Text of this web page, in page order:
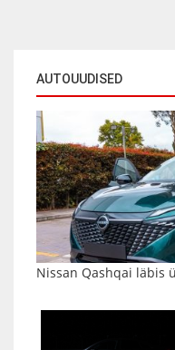
AUTOUUDISED
Nissan Qashqai läbis